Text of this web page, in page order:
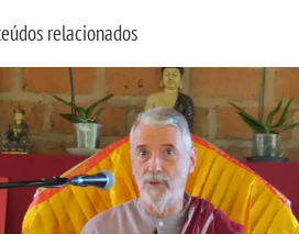
relacionados